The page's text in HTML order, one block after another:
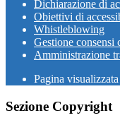
Dichiarazione di
Obiettivi di
Whistleblowing
Gestione consensi
Amministrazione
Pagina visualizzata
Sezione Copyright